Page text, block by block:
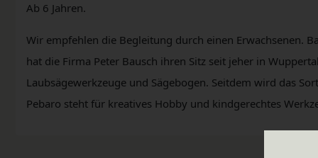
Ab 6 Jahren.
Wir empfehlen die Begleitung durch einen Erwachsenen.
hat die Firma Peter Bausch ihren Sitz seit jeher in
Laubsägewerkzeuge und Sägebogen. Seitdem wird das
Pebaro steht für kreatives Hobby und kindgerechtes